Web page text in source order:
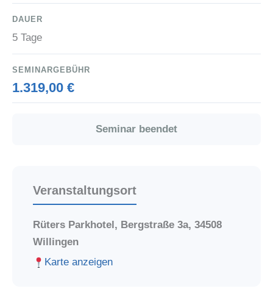
DAUER
5 Tage
SEMINARGEBÜHR
1.319,00 €
Seminar beendet
Veranstaltungsort
Rüters Parkhotel, Bergstraße 3a, 34508
Willingen
Karte anzeigen